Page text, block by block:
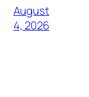
August
4, 2026